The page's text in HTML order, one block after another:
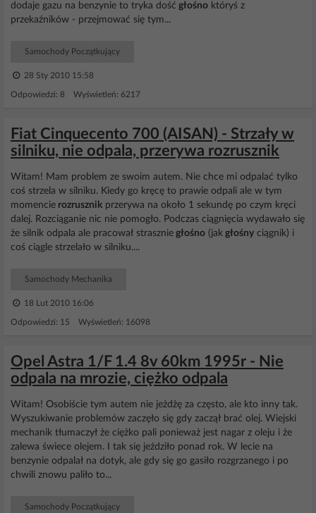
dodaje gazu na benzynie to tryka dość głośno któryś z
przekaźników - przejmować się tym...
Samochody Początkujący
28 Sty 2010 15:58
Odpowiedzi: 8 Wyświetleń: 6217
Fiat Cinquecento 700 (AISAN) - Strzały w
silniku, nie odpala, przerywa rozrusznik
Witam! Mam problem ze swoim autem. Nie chce mi odpalać tylko
coś strzela w silniku. Kiedy go kręcę to prawie odpali ale w tym
momencie rozrusznik przerywa na około 1 sekundę po czym kręci
dalej. Rozciąganie nic nie pomogło. Podczas ciągnięcia wydawało się
że silnik odpala ale pracował strasznie głośno (jak głośny ciągnik) i
coś ciągle strzelało w silniku....
Samochody Mechanika
18 Lut 2010 16:06
Odpowiedzi: 15 Wyświetleń: 16098
Opel Astra 1/F 1.4 8v 60km 1995r - Nie
odpala na mrozie, ciężko odpala
Witam! Osobiście tym autem nie jeżdżę za często, ale kto inny tak.
Wyszukiwanie problemów zaczęło się gdy zaczął brać olej. Wiejski
mechanik tłumaczył że ciężko pali ponieważ jest nagar z oleju i że
zalewa świece olejem. I tak się jeździło ponad rok. W lecie na
benzynie odpalał na dotyk, ale gdy się go gasiło rozgrzanego i po
chwili znowu paliło to...
Samochody Początkujący